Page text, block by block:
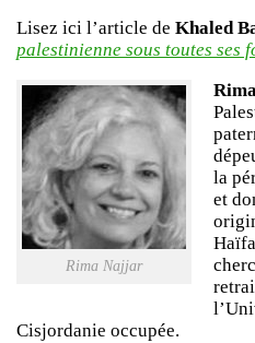
Lisez ici l’article de Khaled
palestinienne sous toutes ses
Rima Najjar
la
et
Cisjordanie occupée.